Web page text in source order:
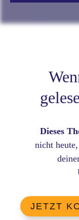
Dieses
nicht
JETZT